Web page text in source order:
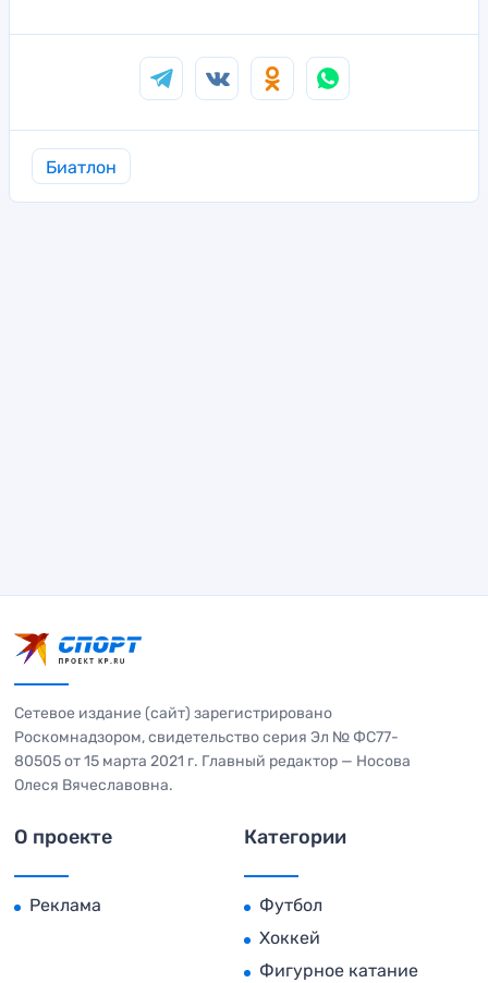
Биатлон
Сетевое издание (сайт) зарегистрировано
Роскомнадзором, свидетельство серия Эл № ФС77-
80505 от 15 марта 2021 г. Главный редактор — Носова
Олеся Вячеславовна.
О проекте
Реклама
Категории
Футбол
Хоккей
Фигурное катание